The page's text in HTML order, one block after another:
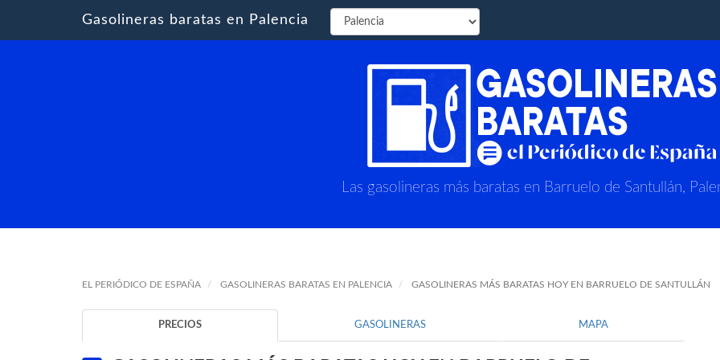
Gasolineras baratas en Palencia
Las gasolineras más baratas en Barruelo de Santullán,
EL PERIÓDICO DE ESPAÑA GASOLINERAS BARATAS EN PALENCIA GASOLINERAS MÁS BARATAS HOY EN BARRUELO DE SANTULLÁN
PRECIOS GASOLINERAS MAPA